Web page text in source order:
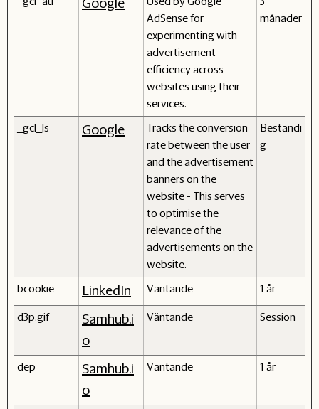
Google
AdSense for
experimenting with
advertisement
efficiency across
websites using their
services.
månader
_gcl_ls Google
Tracks the conversion
rate between the user
and the advertisement
banners on the
website - This serves
to optimise the
relevance of the
advertisements on the
website.
Beständi
g
bcookie LinkedIn Väntande 1 år
d3p.gif
Samhub.i
o
Väntande Session
dep
Samhub.i
o
Väntande 1 år